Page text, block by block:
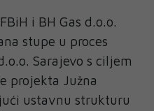
i BH Gas d.o.o.
stupe u proces
Sarajevo s ciljem
projekta Južna
ustavnu strukturu